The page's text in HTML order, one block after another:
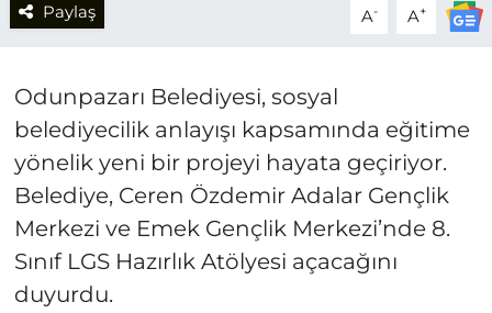
Paylaş A- A+
Odunpazarı Belediyesi, sosyal
belediyecilik anlayışı kapsamında eğitime
yönelik yeni bir projeyi hayata geçiriyor.
Belediye, Ceren Özdemir Adalar Gençlik
Merkezi ve Emek Gençlik Merkezi’nde 8.
Sınıf LGS Hazırlık Atölyesi açacağını
duyurdu.